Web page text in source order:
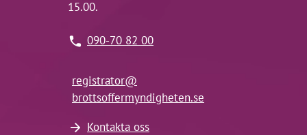
15.00.
090-70 82 00
registrator@
brottsoffermyndigheten.se
Kontakta oss